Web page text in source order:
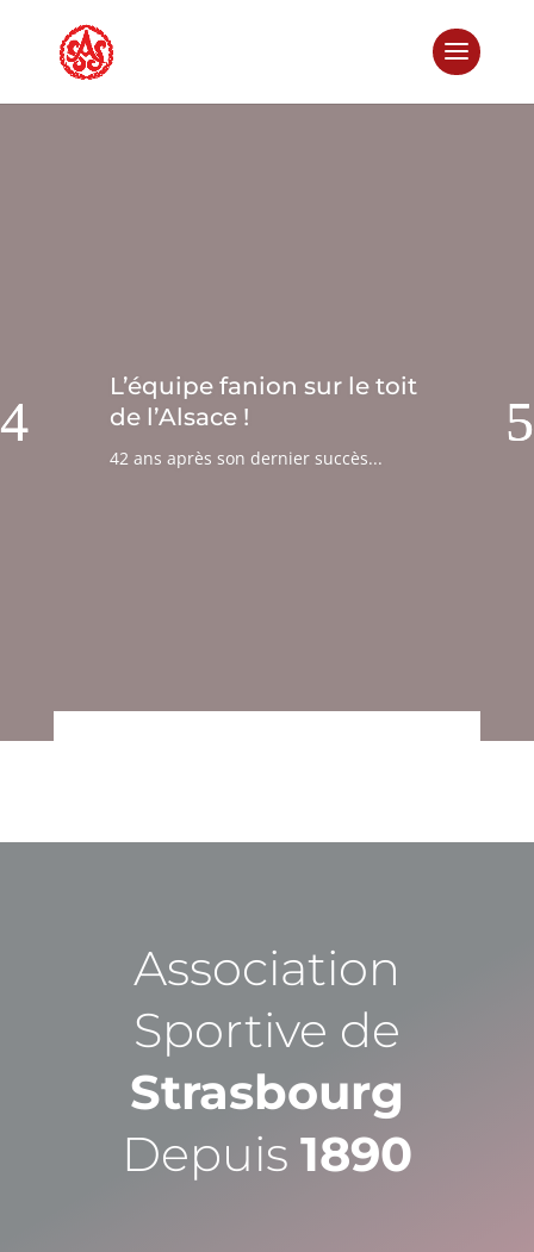
L’équipe fanion sur le toit
de l’Alsace !
42 ans après son dernier succès...
Association
Sportive de
Strasbourg
Depuis 1890